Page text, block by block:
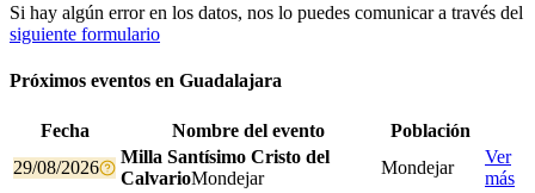
Si hay algún error en los datos, nos lo puedes comunicar a través del
siguiente formulario
Próximos eventos en Guadalajara
Fecha Nombre del evento
Población
29/08/2026
Milla Santísimo Cristo del
CalvarioMondejar
Mondejar
Ver
más